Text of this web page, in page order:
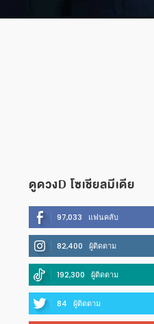
ดูดวงD โซเชียลมีเดีย
97,033 แฟนคลับ
82,400 ผู้ติดตาม
192,300 ผู้ติดตาม
84 ผู้ติดตาม